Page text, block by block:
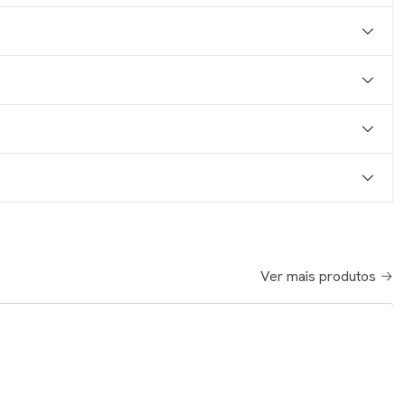
Ver mais produtos